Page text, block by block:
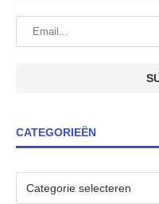
CATEGORIEËN